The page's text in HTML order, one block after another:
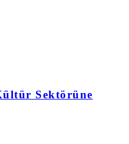
Sektörüne